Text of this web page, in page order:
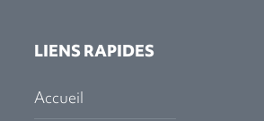
LIENS RAPIDES
Accueil